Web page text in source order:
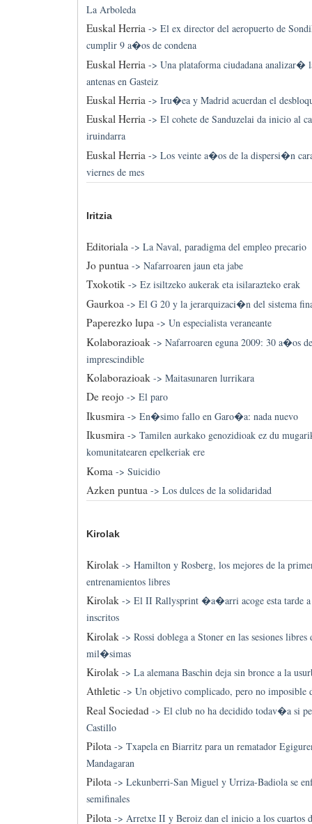
La Arboleda
Euskal Herria-> El ex director del aeropuerto de
cumplir 9 a�os de condena
Euskal Herria -> Una plataforma ciudadana analizar�
antenas en Gasteiz
Euskal Herria-> Iru�ea y Madrid acuerdan el
Euskal Herria-> El cohete de Sanduzelai da inicio al
iruindarra
Euskal Herria-> Los veinte a�os de la dispersi�n
viernes de mes
Iritzia
Editoriala -> La Naval, paradigma del empleo precario
Jo puntua-> Nafarroaren jaun eta jabe
Txokotik-> Ez isiltzeko aukerak eta isilarazteko erak
Gaurkoa-> El G 20 y la jerarquizaci�n del sistema
Paperezko lupa-> Un especialista veraneante
Kolaborazioak -> Nafarroaren eguna 2009: 30 a�os
imprescindible
Kolaborazioak-> Maitasunaren lurrikara
De reojo-> El paro
Ikusmira -> En�simo fallo en Garo�a: nada nuevo
Ikusmira-> Tamilen aurkako genozidioak ez du
komunitatearen epelkeriak ere
Koma -> Suicidio
Azken puntua-> Los dulces de la solidaridad
Kirolak
Kirolak -> Hamilton y Rosberg, los mejores de la
entrenamientos libres
Kirolak-> El II Rallysprint �a�arri acoge esta tarde
inscritos
Kirolak -> Rossi doblega a Stoner en las sesiones
mil�simas
Kirolak-> La alemana Baschin deja sin bronce a la
Athletic -> Un objetivo complicado, pero no imposible
Real Sociedad -> El club no ha decidido todav�a si
Castillo
Pilota-> Txapela en Biarritz para un rematador
Mandagaran
Pilota-> Lekunberri-San Miguel y Urriza-Badiola se
semifinales
Pilota-> Arretxe II y Beroiz dan el inicio a los cuartos